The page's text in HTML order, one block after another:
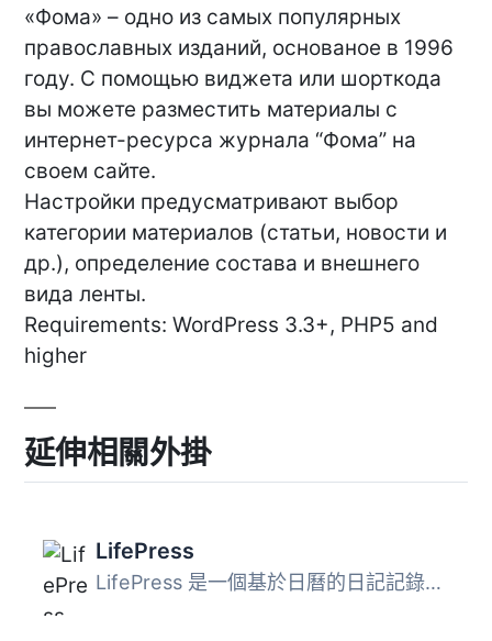
«Фома» – одно из самых популярных
православных изданий, основаное в 1996
году. С помощью виджета или шорткода
вы можете разместить материалы с
интернет-ресурса журнала “Фома” на
своем сайте.
Настройки предусматривают выбор
категории материалов (статьи, новости и
др.), определение состава и внешнего
вида ленты.
Requirements: WordPress 3.3+, PHP5 and
higher
延伸相關外掛
LifePress
LifePress 是一個基於日曆的日記記錄器，可讓您追蹤過去的進...